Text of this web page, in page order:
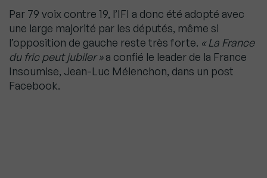
Par 79 voix contre 19, l’IFI a donc été adopté avec
une large majorité par les députés, même si
l’opposition de gauche reste très forte. « La France
du fric peut jubiler »a confié le leader de la France
Insoumise, Jean-Luc Mélenchon, dans un post
Facebook.